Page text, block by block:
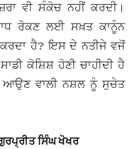
ਵੀ ਸੰਕੋਚ ਨਹੀਂ ਕਰਦੀ।
ਰੋਕਣ ਲਈ ਸਖ਼ਤ ਕਾਨੂੰਨ
ਹੈ? ਇਸ ਦੇ ਨਤੀਜੇ ਵਜੋਂ
ਕੋਸ਼ਿਸ਼ ਹੋਣੀ ਚਾਹੀਦੀ ਹੈ
ਵਾਲੀ ਨਸ਼ਲ ਨੂੰ ਸੁਚੇਤ
ਸਿੰਘ ਖੋਖਰ